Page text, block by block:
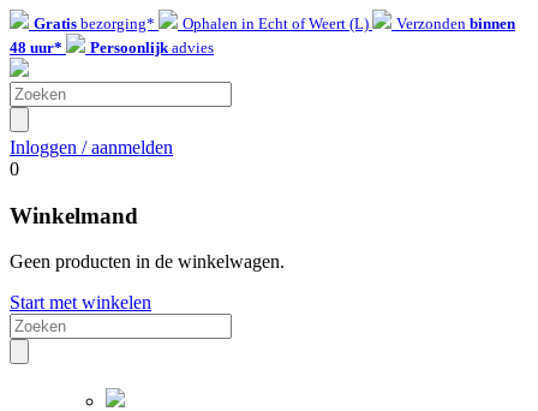
Gratis bezorging* Ophalen in Echt of Weert (L) Verzonden binnen
48 uur*
Persoonlijkadvies
Inloggen / aanmelden
0
Winkelmand
Geen producten in de winkelwagen.
Start met winkelen